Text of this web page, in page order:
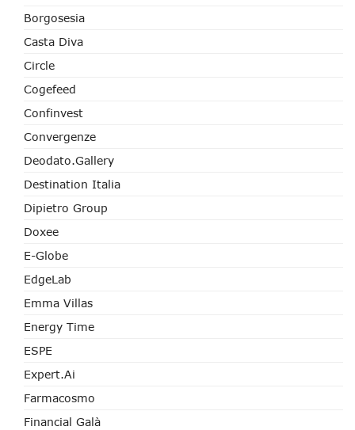
Borgosesia
Casta Diva
Circle
Cogefeed
Confinvest
Convergenze
Deodato.Gallery
Destination Italia
Dipietro Group
Doxee
E-Globe
EdgeLab
Emma Villas
Energy Time
ESPE
Expert.ai
Farmacosmo
Financial Galà